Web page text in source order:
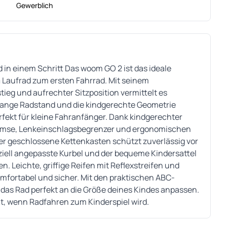
Gewerblich
einem Schritt Das woom GO 2 ist das ideale
zum ersten Fahrrad. Mit seinem
und aufrechter Sitzposition vermittelt es
Radstand und die kindgerechte Geometrie
für kleine Fahranfänger. Dank kindgerechter
Lenkeinschlagsbegrenzer und ergonomischen
geschlossene Kettenkasten schützt zuverlässig vor
angepasste Kurbel und der bequeme Kindersattel
Leichte, griffige Reifen mit Reflexstreifen und
und sicher. Mit den praktischen ABC-
Rad perfekt an die Größe deines Kindes anpassen.
wenn Radfahren zum Kinderspiel wird.